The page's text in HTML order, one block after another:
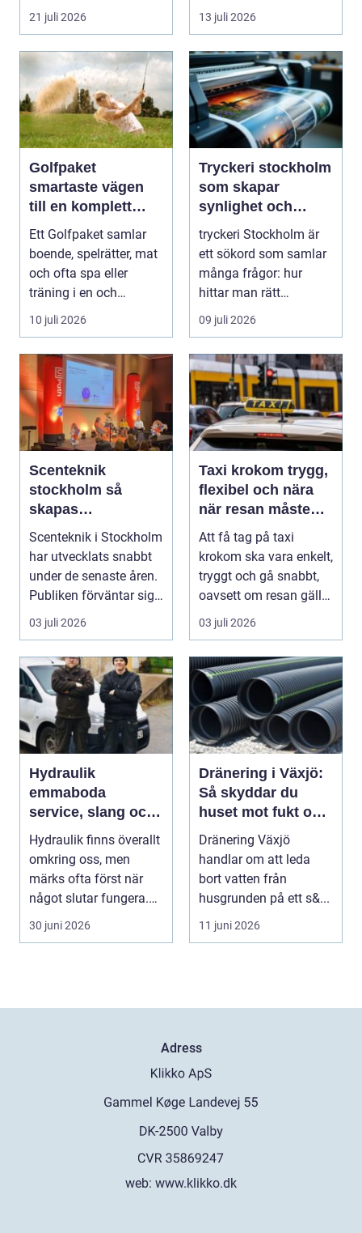
21 juli 2026 13 juli 2026
Golfpaket
smartaste vägen
till en komplett
golfupplevelse
Ett Golfpaket samlar
boende, spelrätter, mat
och ofta spa eller
träning i en och
samma bokning. För ...
10 juli 2026
Tryckeri stockholm
som skapar
synlighet och
förtroende
tryckeri Stockholm är
ett sökord som samlar
många frågor: hur
hittar man rätt
leverantör, vad skilje...
09 juli 2026
Scenteknik
stockholm så
skapas
minnesvärda
upplevelser på
scen
Scenteknik i Stockholm
har utvecklats snabbt
under de senaste åren.
Publiken förväntar sig i
dag mer...
03 juli 2026
Taxi krokom trygg,
flexibel och nära
när resan måste
fungera
Att få tag på taxi
krokom ska vara enkelt,
tryggt och gå snabbt,
oavsett om resan gäller
jobbet, bar...
03 juli 2026
Hydraulik
emmaboda
service, slang och
smarta lösningar
nära till hands
Hydraulik finns överallt
omkring oss, men
märks ofta först när
något slutar fungera.
Maskiner stanna...
30 juni 2026
Dränering i Växjö:
Så skyddar du
huset mot fukt och
vattenskador
Dränering Växjö
handlar om att leda
bort vatten från
husgrunden på ett s&...
11 juni 2026
Adress
web: www.klikko.dk